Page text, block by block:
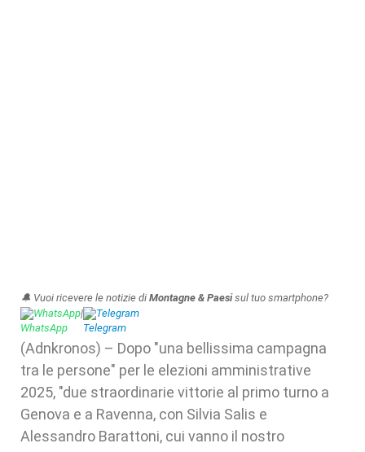
🔔 Vuoi ricevere le notizie di Montagne & Paesisul tuo smartphone?
WhatsApp| Telegram
(Adnkronos) – Dopo "una bellissima campagna
tra le persone" per le elezioni amministrative
2025, "due straordinarie vittorie al primo turno a
Genova e a Ravenna, con Silvia Salis e
Alessandro Barattoni, cui vanno il nostro